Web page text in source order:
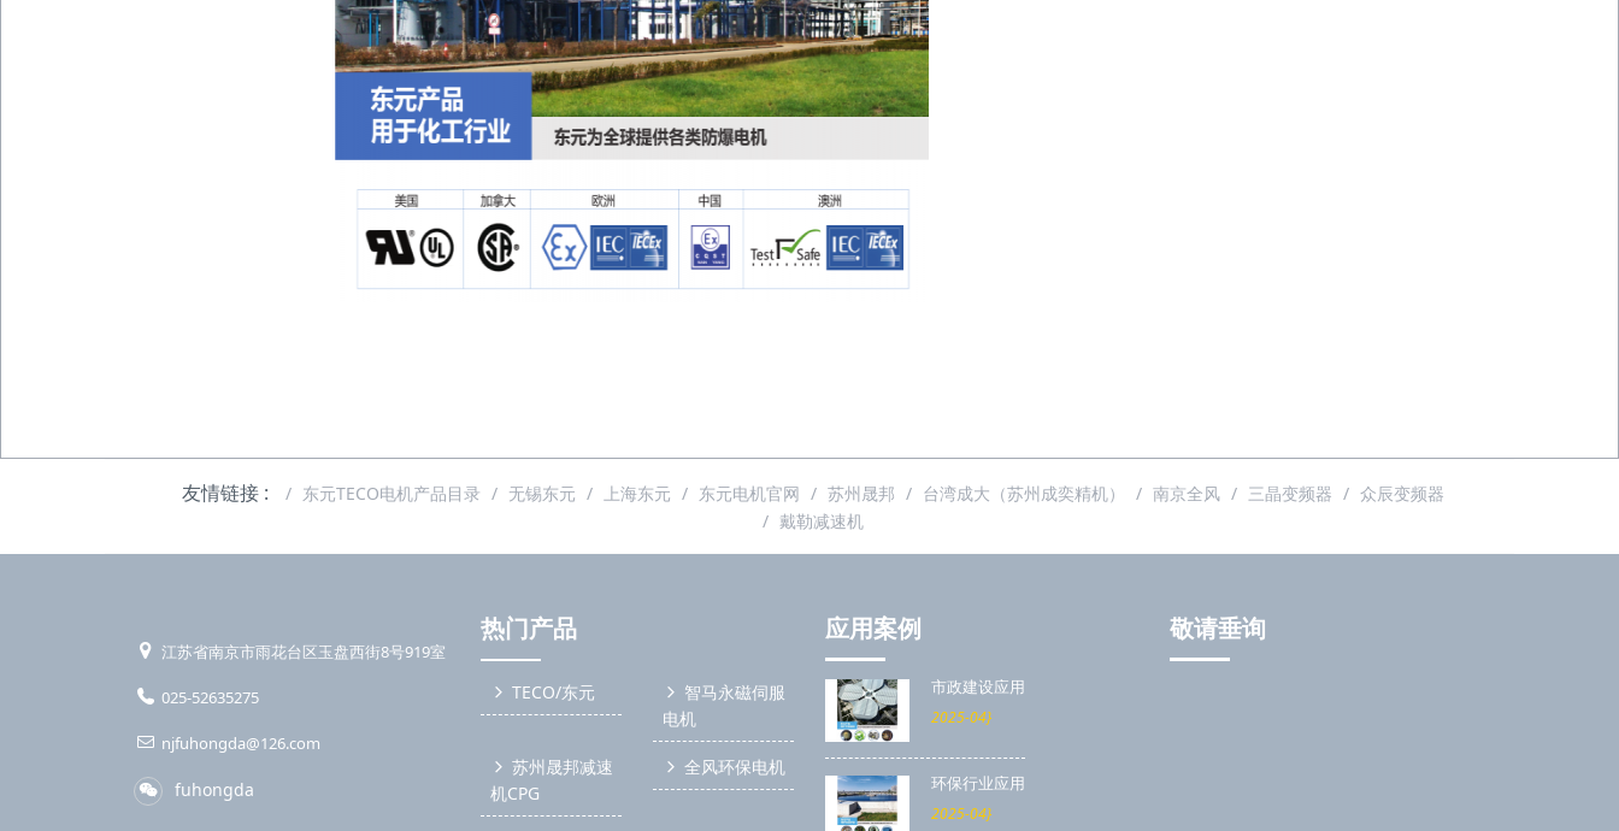
友情链接 : 东元TECO电机产品目录 无锡东元 上海东元 东元电机官网 苏州晟邦 台湾成大（苏州成奕精机） 南京全风 三晶变频器
众辰变频器
戴勒减速机
江苏省南京市雨花台区玉盘西街8号919室
025-52635275
njfuhongda@126.com
fuhongda
热门产品
TECO/东元
智马永磁伺服
电机
苏州晟邦减速
机CPG
全风环保电机
应用案例
市政建设应用
2025-04}
环保行业应用
2025-04}
敬请垂询